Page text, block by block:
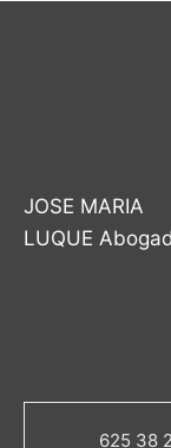
JOSE MARIA
LUQUE
625 38